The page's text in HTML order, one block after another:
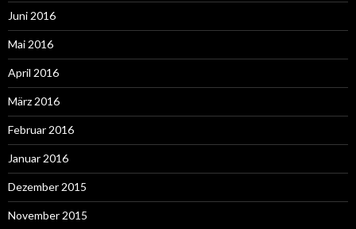
Juni 2016
Mai 2016
April 2016
März 2016
Februar 2016
Januar 2016
Dezember 2015
November 2015